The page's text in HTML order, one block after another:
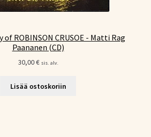
of ROBINSON CRUSOE - Matti Rag
Paananen (CD)
30,00€ sis. alv.
Lisää ostoskoriin